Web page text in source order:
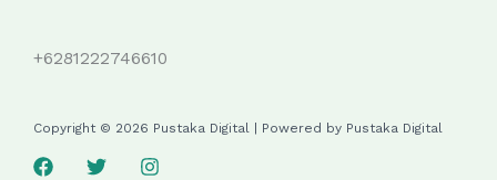
+6281222746610
Copyright © 2026 Pustaka Digital | Powered by Pustaka Digital